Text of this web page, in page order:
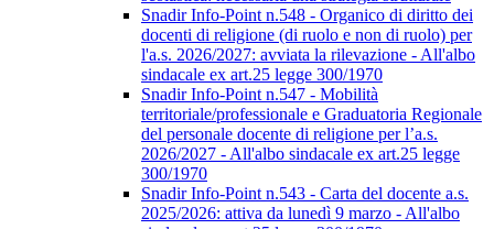
Snadir Info-Point n.548 - Organico di diritto dei
docenti di religione (di ruolo e non di ruolo) per
l'a.s. 2026/2027: avviata la rilevazione - All'albo
sindacale ex art.25 legge 300/1970
Snadir Info-Point n.547 - Mobilità
territoriale/professionale e Graduatoria Regionale
del personale docente di religione per l’a.s.
2026/2027 - All'albo sindacale ex art.25 legge
300/1970
Snadir Info-Point n.543 - Carta del docente a.s.
2025/2026: attiva da lunedì 9 marzo - All'albo